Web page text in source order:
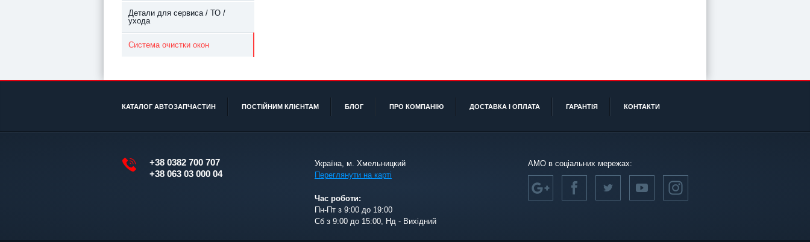
Детали для сервиса / ТО /
ухода
Система очистки окон
КАТАЛОГ АВТОЗАПЧАСТИН ПОСТІЙНИМ КЛІЄНТАМ БЛОГ ПРО КОМПАНІЮ ДОСТАВКА І ОПЛАТА ГАРАНТІЯ КОНТАКТИ
+38 0382 700 707
+38 063 03 000 04
Україна, м. Хмельницкий
Переглянути на карті
Час роботи:
Пн-Пт з 9:00 до 19:00
Сб з 9:00 до 15:00, Нд - Вихідний
АМО в соціальних мережах: